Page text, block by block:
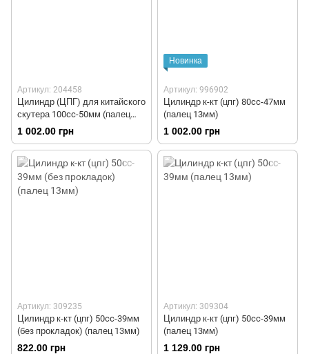
Артикул: 204458
Цилиндр (ЦПГ) для китайского
скутера 100cc-50мм (палец
13мм)
1 002.00 грн
Новинка
Артикул: 996902
Цилиндр к-кт (цпг) 80cc-47мм
(палец 13мм)
1 002.00 грн
Артикул: 309235
Цилиндр к-кт (цпг) 50cc-39мм
(без прокладок) (палец 13мм)
822.00 грн
Артикул: 309304
Цилиндр к-кт (цпг) 50cc-39мм
(палец 13мм)
1 129.00 грн